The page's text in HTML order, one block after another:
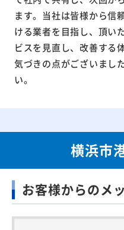
ます。当社は皆様から信
ける業者を目指し、頂い
ビスを見直し、改善する
気づきの点がございまし
い。
横浜市
お客様からのメ